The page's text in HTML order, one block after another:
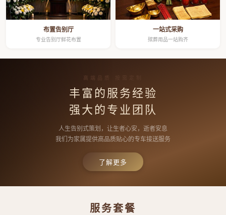
布置告别厅
专业告别厅鲜花布置
一站式采购
殡葬用品一站购齐
高端品质 按需定制
丰富的服务经验
强大的专业团队
人生告别式策划，让生者心安，逝者安息
我们为家属提供高品质贴心的专车接送服务
了解更多
服务套餐